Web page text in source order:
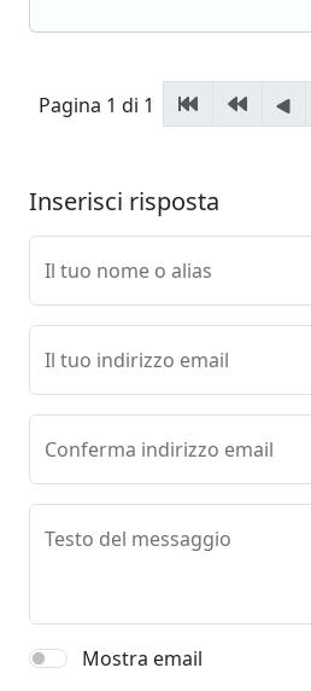
Pagina 1 di 1
Inserisci risposta
Il tuo nome o alias
Il tuo indirizzo email
Conferma indirizzo email
Testo del messaggio
Mostra email